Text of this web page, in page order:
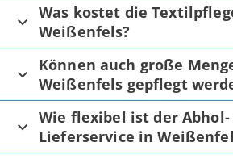
Was kostet die
Weißenfels?
Können auch große
Weißenfels gepflegt
Wie flexibel ist der Abhol-
Lieferservice in